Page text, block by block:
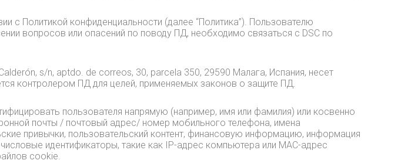
с Политикой конфиденциальности (далее “Политика”). Пользователю
вопросов или опасений по поводу ПД, необходимо связаться с DSC по
s/n, aptdo. de correos, 30, parcela 350, 29590 Малага, Испания, несет
контролером ПД для целей, применяемых законов о защите ПД.
пользователя напрямую (например, имя или фамилия) или косвенно
почты / почтовый адрес/ номер мобильного телефона, имена
привычки, пользовательский контент, финансовую информацию, информация
идентификаторы, такие как IP-адрес компьютера или MAC-адрес
cookie.